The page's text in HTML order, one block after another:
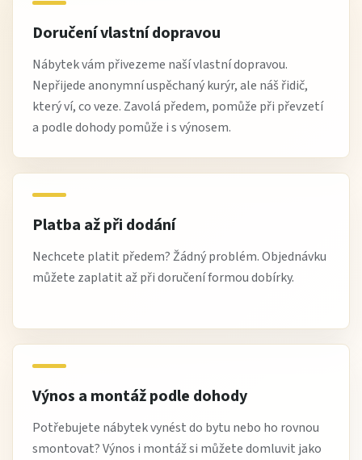
Doručení vlastní dopravou
Nábytek vám přivezeme naší vlastní dopravou.
Nepřijede anonymní uspěchaný kurýr, ale náš řidič,
který ví, co veze. Zavolá předem, pomůže při převzetí
a podle dohody pomůže i s výnosem.
Platba až při dodání
Nechcete platit předem? Žádný problém. Objednávku
můžete zaplatit až při doručení formou dobírky.
Výnos a montáž podle dohody
Potřebujete nábytek vynést do bytu nebo ho rovnou
smontovat? Výnos i montáž si můžete domluvit jako